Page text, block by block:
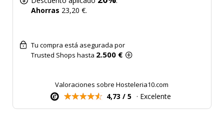
Ahorras 23,20 €.
Tu compra está asegurada por
Trusted Shops hasta 2.500 €
Valoraciones sobre Hosteleria10.com
4,73 / 5 · Excelente